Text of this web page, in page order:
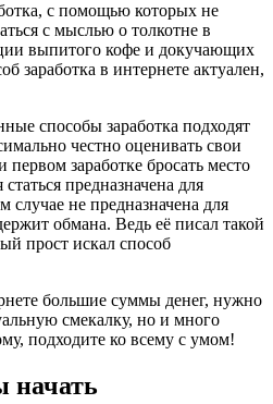
с помощью которых не
с мыслью о толкотне в
выпитого кофе и докучающих
заработка в интернете актуален,
способы заработка подходят
честно оценивать свои
заработке бросать место
предназначена для
не предназначена для
обмана. Ведь её писал такой
прост искал способ
большие суммы денег, нужно
смекалку, но и много
подходите ко всему с умом!
начать